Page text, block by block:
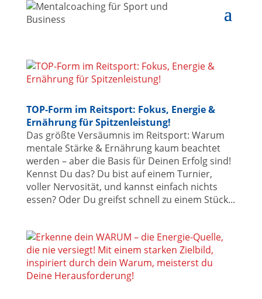
TOP-Form im Reitsport: Fokus, Energie &
Ernährung für Spitzenleistung!
Das größte Versäumnis im Reitsport: Warum
mentale Stärke & Ernährung kaum beachtet
werden – aber die Basis für Deinen Erfolg sind!
Kennst Du das? Du bist auf einem Turnier,
voller Nervosität, und kannst einfach nichts
essen? Oder Du greifst schnell zu einem Stück...